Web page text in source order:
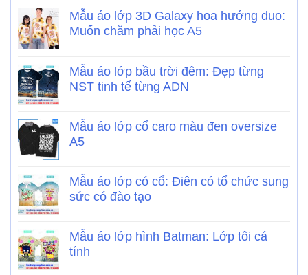
Mẫu áo lớp 3D Galaxy hoa hướng duo:
Muốn chăm phải học A5
Mẫu áo lớp bầu trời đêm: Đẹp từng
NST tinh tế từng ADN
Mẫu áo lớp cổ caro màu đen oversize
A5
Mẫu áo lớp có cổ: Điên có tổ chức sung
sức có đào tạo
Mẫu áo lớp hình Batman: Lớp tôi cá
tính